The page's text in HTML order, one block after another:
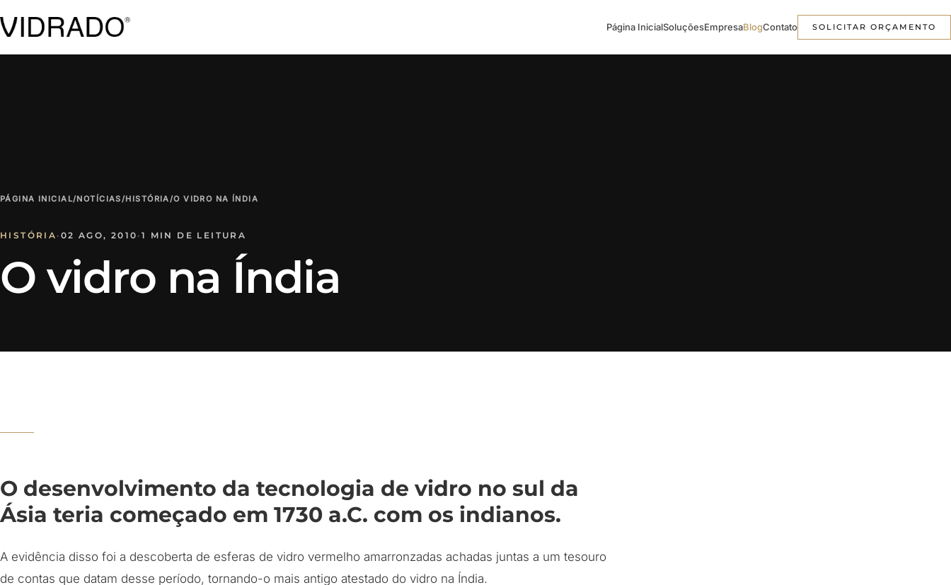
Página InicialSoluçõesEmpresaBlogContato SOLICITAR ORÇAMENTO
PÁGINA INICIAL/NOTÍCIAS/HISTÓRIA/O VIDRO NA ÍNDIA
HISTÓRIA · 02 AGO, 2010 · 1 MIN DE LEITURA
O vidro na Índia
O desenvolvimento da tecnologia de vidro no sul da
Ásia teria começado em 1730 a.C. com os indianos.
A evidência disso foi a descoberta de esferas de vidro vermelho amarronzadas achadas juntas a um tesouro
de contas que datam desse período, tornando-o mais antigo atestado do vidro na Índia.